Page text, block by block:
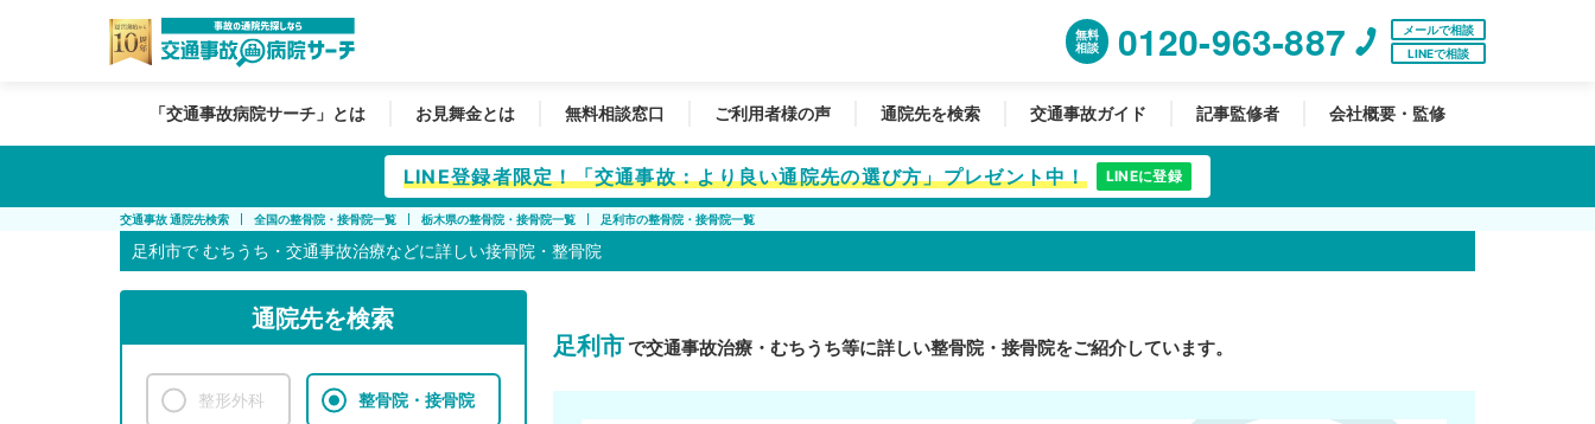
無料
相談
0120-963-887
メールで相談
LINEで相談
「交通事故病院サーチ」とは お見舞金とは 無料相談窓口 ご利用者様の声 通院先を検索 交通事故ガイド 記事監修者 会社概要・監修
LINE登録者限定！「交通事故：より良い通院先の選び方」プレゼント中！ LINEに登録
交通事故 通院先検索 全国の整骨院・接骨院一覧 栃木県の整骨院・接骨院一覧 足利市の整骨院・接骨院一覧
足利市で むちうち・交通事故治療などに詳しい接骨院・整骨院
通院先を検索
整形外科 整骨院・接骨院
足利市で交通事故治療・むちうち等に詳しい整骨院・接骨院をご紹介しています。